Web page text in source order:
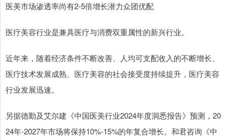
医美市场渗透率尚有2-5倍增长潜力众团优配
医疗美容行业是兼具医疗与消费双重属性的新兴行业。
近年来，随着经济条件不断改善、人均可支配收入的不断增长、
医疗技术发展成熟、医疗美容的社会接受度持续提升，医疗美容
行业发展迅速。
另据德勤及艾尔建《中国医美行业2024年度洞悉报告》预测，20
24年-2027年市场将保持10%-15%的年复合增长。和君咨询《中